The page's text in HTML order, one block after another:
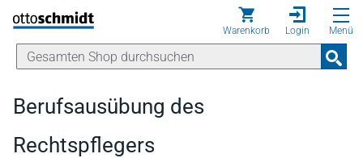
Direkt zum Inhalt
Warenkorb Login Menü
Berufsausübung des
Rechtspflegers